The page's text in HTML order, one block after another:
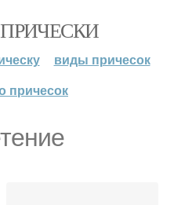
виды причесок
причесок